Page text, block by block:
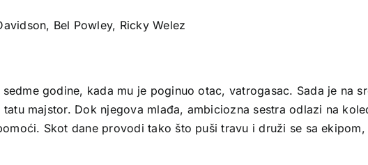
Bel Powley, Ricky Welez
godine, kada mu je poginuo otac, vatrogasac. Sada je na
majstor. Dok njegova mlađa, ambiciozna sestra odlazi na
Skot dane provodi tako što puši travu i druži se sa